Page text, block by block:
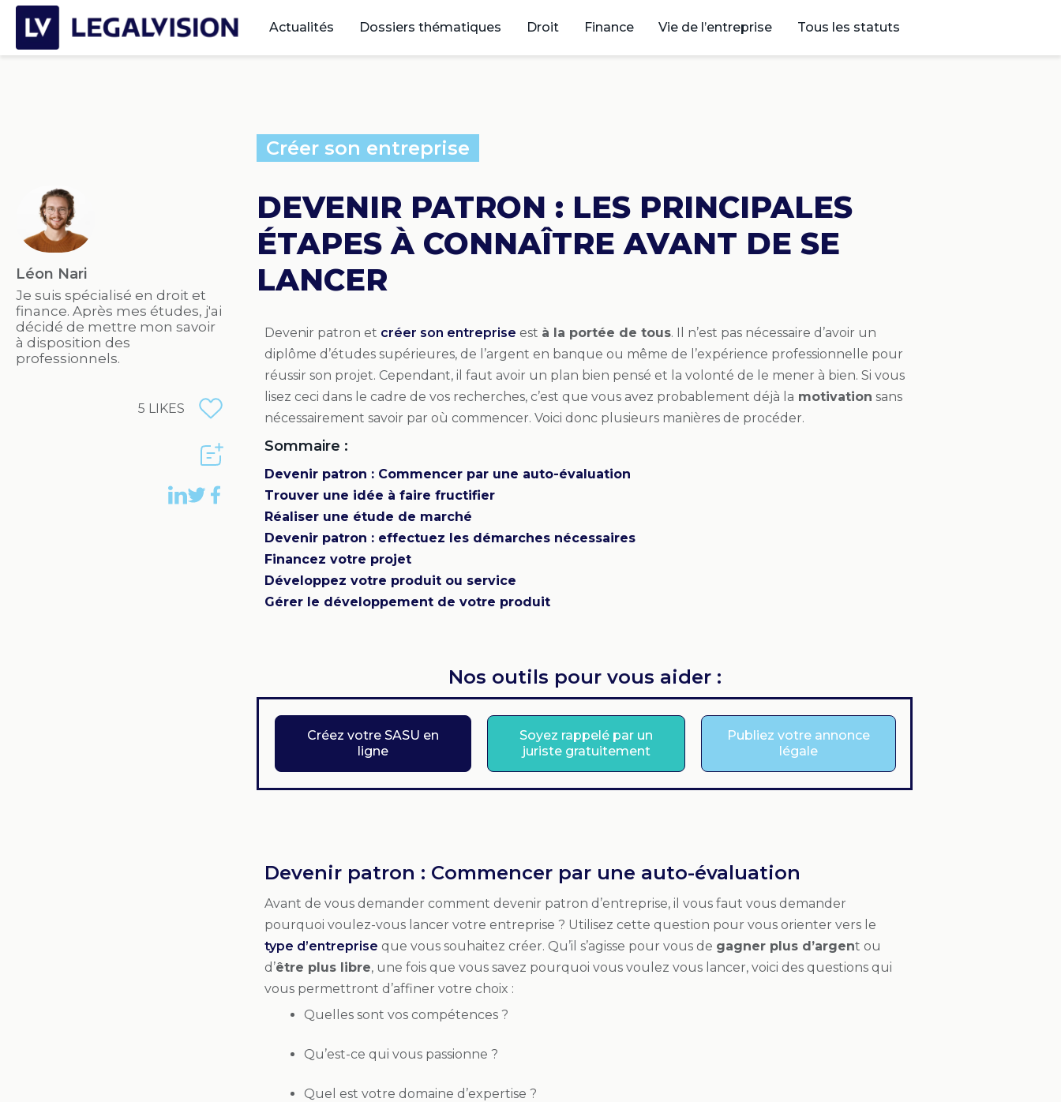
Actualités Dossiers thématiques Droit Finance Vie de l’entreprise Tous les statuts
Léon Nari
Je suis spécialisé en droit et
finance. Après mes études, j'ai
décidé de mettre mon savoir
à disposition des
professionnels.
5 LIKES
Créer son entreprise
DEVENIR PATRON : LES PRINCIPALES
ÉTAPES À CONNAÎTRE AVANT DE SE
LANCER
Devenir patron et créer son entreprise est à la portée de tous. Il n’est pas nécessaire d’avoir un
diplôme d’études supérieures, de l’argent en banque ou même de l’expérience professionnelle pour
réussir son projet. Cependant, il faut avoir un plan bien pensé et la volonté de le mener à bien. Si vous
lisez ceci dans le cadre de vos recherches, c’est que vous avez probablement déjà la motivation sans
nécessairement savoir par où commencer. Voici donc plusieurs manières de procéder.
Sommaire :
Devenir patron : Commencer par une auto-évaluation
Trouver une idée à faire fructifier
Réaliser une étude de marché
Devenir patron : effectuez les démarches nécessaires
Financez votre projet
Développez votre produit ou service
Gérer le développement de votre produit
Nos outils pour vous aider :
Créez votre SASU en
ligne
Soyez rappelé par un
juriste gratuitement
Publiez votre annonce
légale
Devenir patron : Commencer par une auto-évaluation
Avant de vous demander comment devenir patron d’entreprise, il vous faut vous demander
pourquoi voulez-vous lancer votre entreprise ? Utilisez cette question pour vous orienter vers le
type d’entreprise que vous souhaitez créer. Qu’il s’agisse pour vous de gagner plus d’argent ou
d’être plus libre, une fois que vous savez pourquoi vous voulez vous lancer, voici des questions qui
vous permettront d’affiner votre choix :
Quelles sont vos compétences ?
Qu’est-ce qui vous passionne ?
Quel est votre domaine d’expertise ?